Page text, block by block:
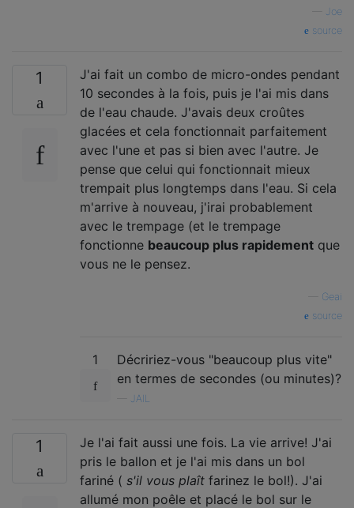
Joe
source
1
J'ai fait un combo de micro-ondes pendant
10 secondes à la fois, puis je l'ai mis dans
de l'eau chaude. J'avais deux croûtes
glacées et cela fonctionnait parfaitement
avec l'une et pas si bien avec l'autre. Je
pense que celui qui fonctionnait mieux
trempait plus longtemps dans l'eau. Si cela
m'arrive à nouveau, j'irai probablement
avec le trempage (et le trempage
fonctionne beaucoup plus rapidement que
vous ne le pensez.
Geai
source
1
Décririez-vous "beaucoup plus vite"
en termes de secondes (ou minutes)?
JAIL
1
Je l'ai fait aussi une fois. La vie arrive! J'ai
pris le ballon et je l'ai mis dans un bol
fariné ( s'il vous plaît farinez le bol!). J'ai
allumé mon poêle et placé le bol sur le